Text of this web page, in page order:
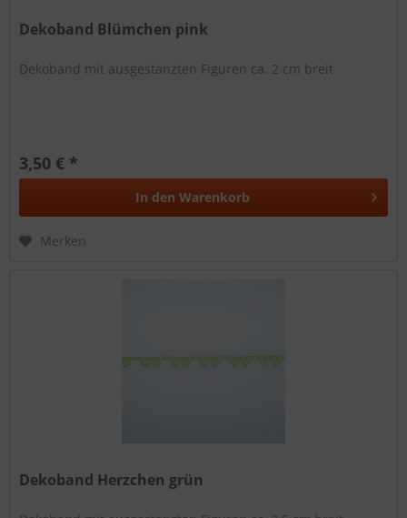
Dekoband Blümchen pink
Dekoband mit ausgestanzten Figuren ca. 2 cm breit
3,50 € *
In den Warenkorb
Merken
Dekoband Herzchen grün